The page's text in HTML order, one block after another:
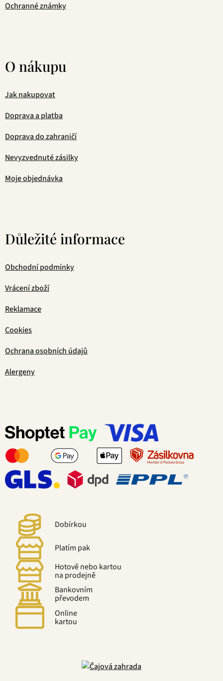
Ochranné známky
O nákupu
Jak nakupovat
Doprava a platba
Doprava do zahraničí
Nevyzvednuté zásilky
Moje objednávka
Důležité informace
Obchodní podmínky
Vrácení zboží
Reklamace
Cookies
Ochrana osobních údajů
Alergeny
Dobírkou
Platím pak
Hotově nebo kartou
na prodejně
Bankovním
převodem
Online
kartou